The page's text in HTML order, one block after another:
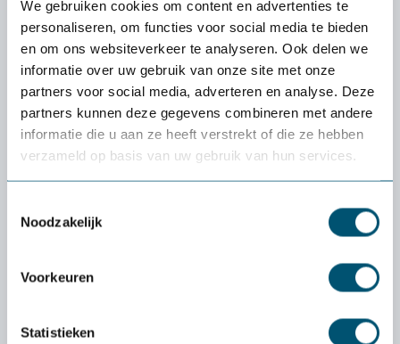
We gebruiken cookies om content en advertenties te
personaliseren, om functies voor social media te bieden
en om ons websiteverkeer te analyseren. Ook delen we
informatie over uw gebruik van onze site met onze
partners voor social media, adverteren en analyse. Deze
partners kunnen deze gegevens combineren met andere
informatie die u aan ze heeft verstrekt of die ze hebben
verzameld op basis van uw gebruik van hun services.
Noodzakelijk
Voorkeuren
Statistieken
connectés entre...
Plus d'informations
Caractéristiques
Découvrez si un produit
l'essai